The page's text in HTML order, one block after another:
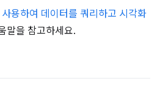
용하여 데이터를 쿼리하고 시각화
말을 참고하세요.